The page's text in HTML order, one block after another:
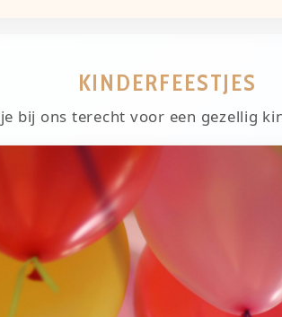
KINDERFEESTJES
bij ons terecht voor een gezellig